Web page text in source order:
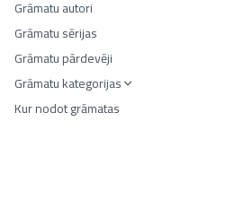
Grāmatu autori
Grāmatu sērijas
Grāmatu pārdevēji
Grāmatu kategorijas
Kur nodot grāmatas